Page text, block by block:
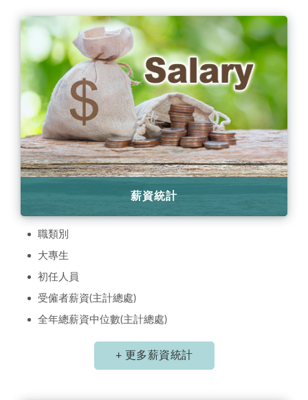
薪資統計
職類別
大專生
初任人員
受僱者薪資(主計總處)
全年總薪資中位數(主計總處)
+ 更多薪資統計